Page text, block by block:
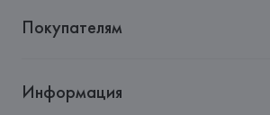
Покупателям
Информация